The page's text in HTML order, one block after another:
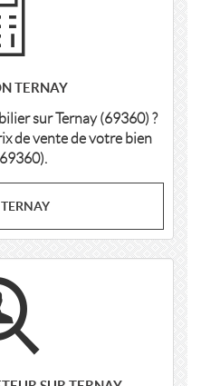
TERNAY
sur Ternay (69360) ?
de vente de votre bien